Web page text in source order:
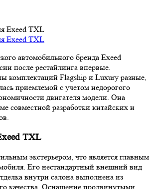
Exeed TXL
автомобильного бренда Exeed
после рестайлинга впервые.
комплектаций Flagship и Luxury разные,
приемлемой с учетом недорогого
двигателя модели. Она
совместной разработки китайских и
TXL
экстерьером, что является главным
Его нестандартный внешний вид
внутри салона выполнена из
качества. Оснащение продвинутыми